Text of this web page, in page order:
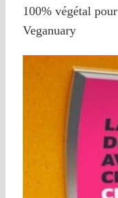
100% végétal pour
Veganuary